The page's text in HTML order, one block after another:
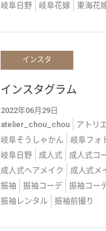
岐阜日野
岐阜花嫁 東海花
インスタ
インスタグラム
2022年06月29日
atelier_chou_chou
アトリ
岐阜そうしゃかん
岐阜フォ
岐阜日野
成人式 成人式コ
成人式ヘアメイク
成人式メ
振袖
振袖コーデ 振袖コー
振袖レンタル
振袖前撮り